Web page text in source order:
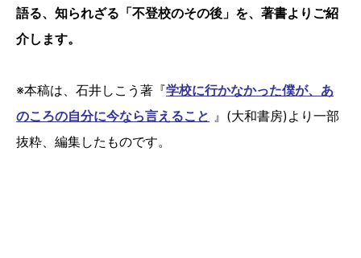
語る、知られざる「不登校のその後」を、著書よりご紹
介します。
※本稿は、石井しこう著『学校に行かなかった僕が、あ
のころの自分に今なら言えること 』(大和書房)より一部
抜粋、編集したものです。